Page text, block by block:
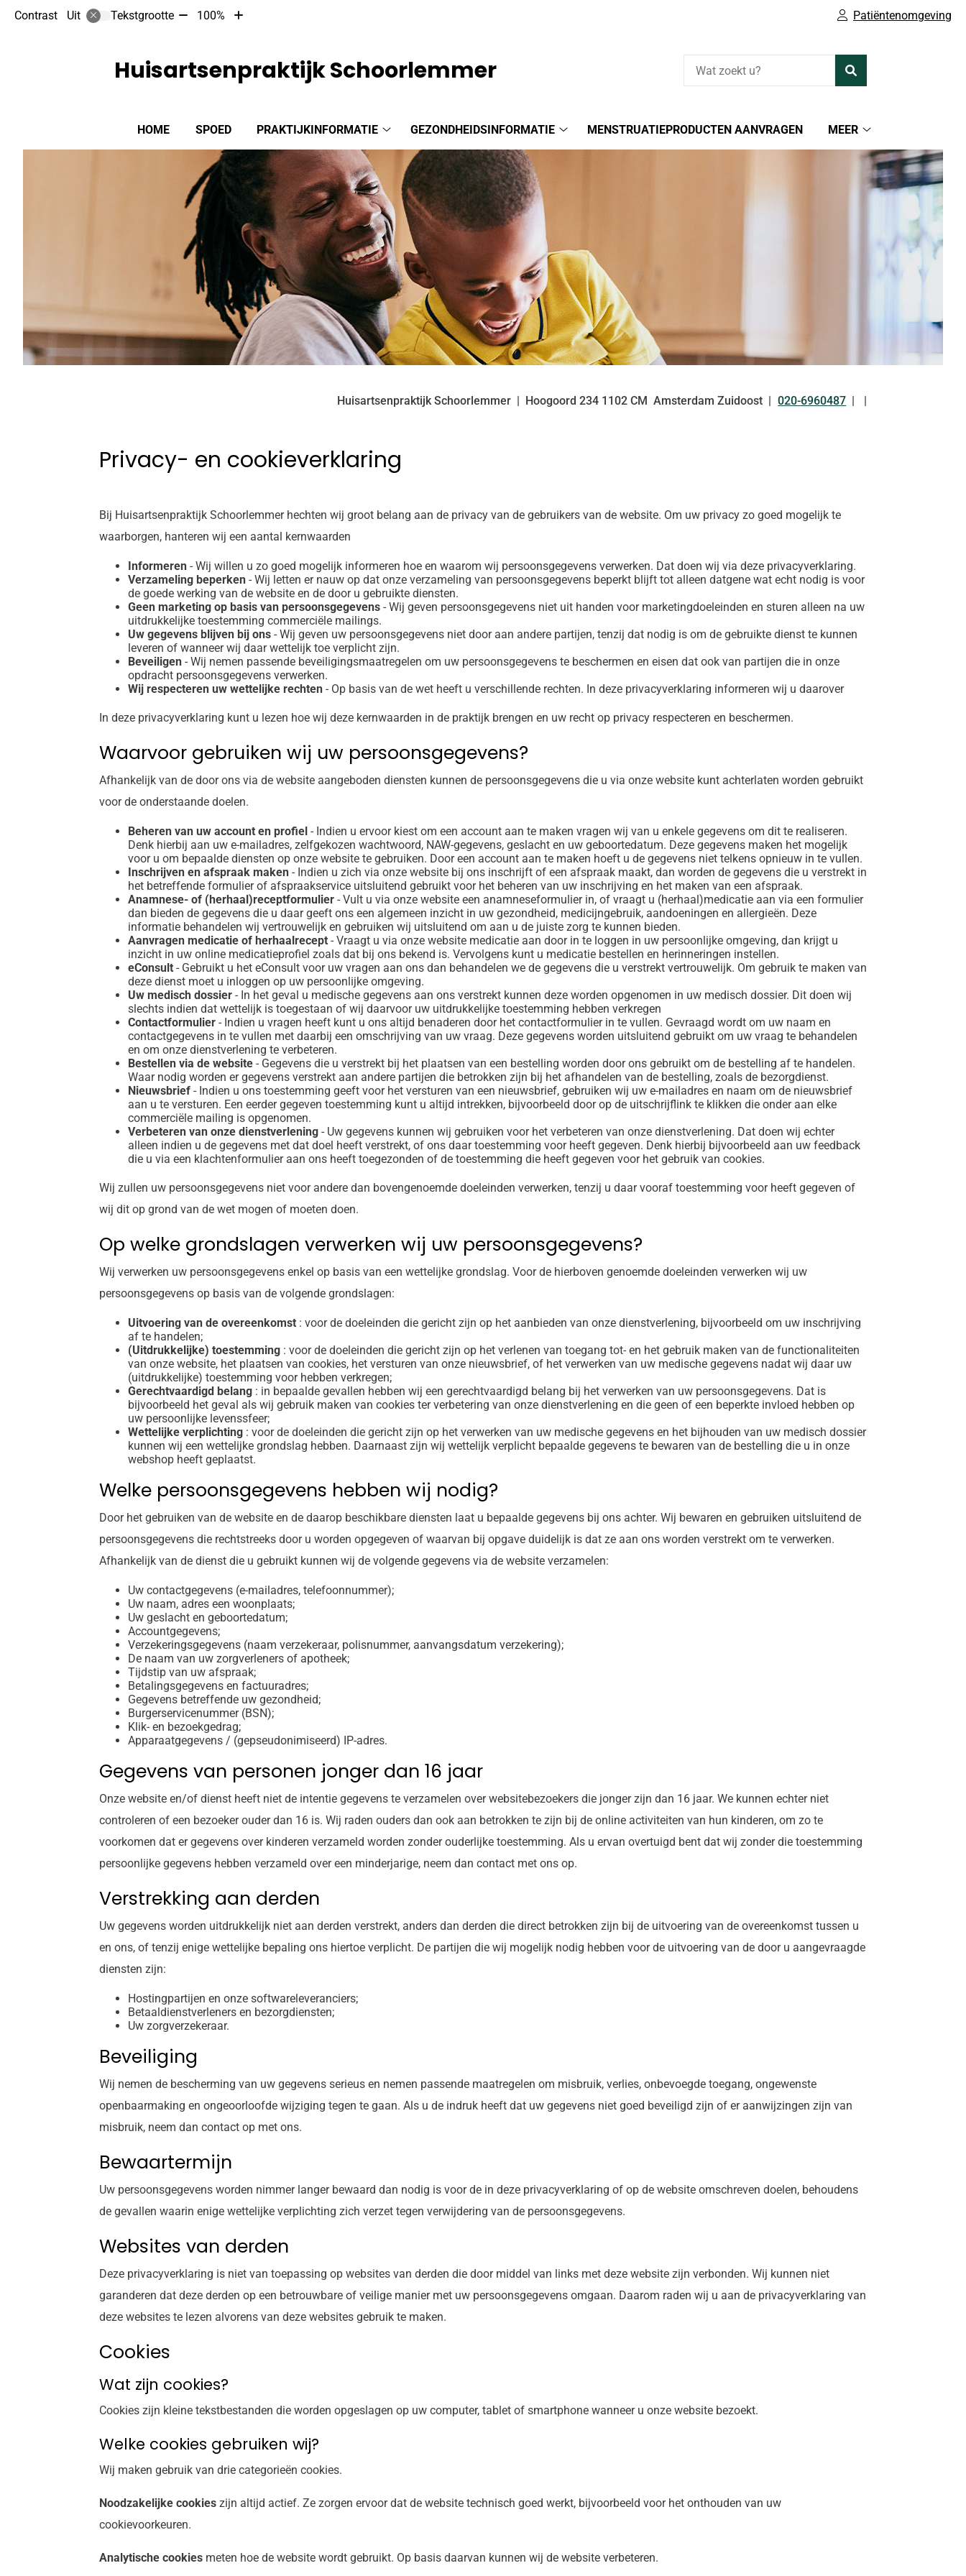
Contrast Uit Tekstgrootte Tekst
10%
100%
Tekst
Patiëntenomgeving
Hoofdmenu
HOME SPOED
PRAKTIJKINFORMATIE
submenu
GEZONDHEIDSINFORMATIE
MENSTRUATIEPRODUCTEN AANVRAGEN
MEER
submenu
Huisartsenpraktijk Schoorlemmer
Huisartsenpraktijk Schoorlemmer Hoogoord 234 1102 CM Amsterdam Zuidoost Tel:
020-6960487
Privacy- en cookieverklaring
Bij Huisartsenpraktijk Schoorlemmer hechten wij groot belang aan de privacy van de gebruikers van de website. Om uw privacy zo goed mogelijk te
waarborgen, hanteren wij een aantal kernwaarden
Informeren - Wij willen u zo goed mogelijk informeren hoe en waarom wij persoonsgegevens verwerken. Dat doen wij via deze privacyverklaring.
Verzameling beperken - Wij letten er nauw op dat onze verzameling van persoonsgegevens beperkt blijft tot alleen datgene wat echt nodig is voor
de goede werking van de website en de door u gebruikte diensten.
Geen marketing op basis van persoonsgegevens - Wij geven persoonsgegevens niet uit handen voor marketingdoeleinden en sturen alleen na uw
uitdrukkelijke toestemming commerciële mailings.
Uw gegevens blijven bij ons - Wij geven uw persoonsgegevens niet door aan andere partijen, tenzij dat nodig is om de gebruikte dienst te kunnen
leveren of wanneer wij daar wettelijk toe verplicht zijn.
Beveiligen - Wij nemen passende beveiligingsmaatregelen om uw persoonsgegevens te beschermen en eisen dat ook van partijen die in onze
opdracht persoonsgegevens verwerken.
Wij respecteren uw wettelijke rechten - Op basis van de wet heeft u verschillende rechten. In deze privacyverklaring informeren wij u daarover
In deze privacyverklaring kunt u lezen hoe wij deze kernwaarden in de praktijk brengen en uw recht op privacy respecteren en beschermen.
Waarvoor gebruiken wij uw persoonsgegevens?
Afhankelijk van de door ons via de website aangeboden diensten kunnen de persoonsgegevens die u via onze website kunt achterlaten worden gebruikt
voor de onderstaande doelen.
Beheren van uw account en profiel - Indien u ervoor kiest om een account aan te maken vragen wij van u enkele gegevens om dit te realiseren.
Denk hierbij aan uw e-mailadres, zelfgekozen wachtwoord, NAW-gegevens, geslacht en uw geboortedatum. Deze gegevens maken het mogelijk
voor u om bepaalde diensten op onze website te gebruiken. Door een account aan te maken hoeft u de gegevens niet telkens opnieuw in te vullen.
Inschrijven en afspraak maken - Indien u zich via onze website bij ons inschrijft of een afspraak maakt, dan worden de gegevens die u verstrekt in
het betreffende formulier of afspraakservice uitsluitend gebruikt voor het beheren van uw inschrijving en het maken van een afspraak.
Anamnese- of (herhaal)receptformulier - Vult u via onze website een anamneseformulier in, of vraagt u (herhaal)medicatie aan via een formulier
dan bieden de gegevens die u daar geeft ons een algemeen inzicht in uw gezondheid, medicijngebruik, aandoeningen en allergieën. Deze
informatie behandelen wij vertrouwelijk en gebruiken wij uitsluitend om aan u de juiste zorg te kunnen bieden.
Aanvragen medicatie of herhaalrecept - Vraagt u via onze website medicatie aan door in te loggen in uw persoonlijke omgeving, dan krijgt u
inzicht in uw online medicatieprofiel zoals dat bij ons bekend is. Vervolgens kunt u medicatie bestellen en herinneringen instellen.
eConsult - Gebruikt u het eConsult voor uw vragen aan ons dan behandelen we de gegevens die u verstrekt vertrouwelijk. Om gebruik te maken van
deze dienst moet u inloggen op uw persoonlijke omgeving.
Uw medisch dossier - In het geval u medische gegevens aan ons verstrekt kunnen deze worden opgenomen in uw medisch dossier. Dit doen wij
slechts indien dat wettelijk is toegestaan of wij daarvoor uw uitdrukkelijke toestemming hebben verkregen
Contactformulier - Indien u vragen heeft kunt u ons altijd benaderen door het contactformulier in te vullen. Gevraagd wordt om uw naam en
contactgegevens in te vullen met daarbij een omschrijving van uw vraag. Deze gegevens worden uitsluitend gebruikt om uw vraag te behandelen
en om onze dienstverlening te verbeteren.
Bestellen via de website - Gegevens die u verstrekt bij het plaatsen van een bestelling worden door ons gebruikt om de bestelling af te handelen.
Waar nodig worden er gegevens verstrekt aan andere partijen die betrokken zijn bij het afhandelen van de bestelling, zoals de bezorgdienst.
Nieuwsbrief - Indien u ons toestemming geeft voor het versturen van een nieuwsbrief, gebruiken wij uw e-mailadres en naam om de nieuwsbrief
aan u te versturen. Een eerder gegeven toestemming kunt u altijd intrekken, bijvoorbeeld door op de uitschrijflink te klikken die onder aan elke
commerciële mailing is opgenomen.
Verbeteren van onze dienstverlening - Uw gegevens kunnen wij gebruiken voor het verbeteren van onze dienstverlening. Dat doen wij echter
alleen indien u de gegevens met dat doel heeft verstrekt, of ons daar toestemming voor heeft gegeven. Denk hierbij bijvoorbeeld aan uw feedback
die u via een klachtenformulier aan ons heeft toegezonden of de toestemming die heeft gegeven voor het gebruik van cookies.
Wij zullen uw persoonsgegevens niet voor andere dan bovengenoemde doeleinden verwerken, tenzij u daar vooraf toestemming voor heeft gegeven of
wij dit op grond van de wet mogen of moeten doen.
Op welke grondslagen verwerken wij uw persoonsgegevens?
Wij verwerken uw persoonsgegevens enkel op basis van een wettelijke grondslag. Voor de hierboven genoemde doeleinden verwerken wij uw
persoonsgegevens op basis van de volgende grondslagen:
Uitvoering van de overeenkomst : voor de doeleinden die gericht zijn op het aanbieden van onze dienstverlening, bijvoorbeeld om uw inschrijving
af te handelen;
(Uitdrukkelijke) toestemming : voor de doeleinden die gericht zijn op het verlenen van toegang tot- en het gebruik maken van de functionaliteiten
van onze website, het plaatsen van cookies, het versturen van onze nieuwsbrief, of het verwerken van uw medische gegevens nadat wij daar uw
(uitdrukkelijke) toestemming voor hebben verkregen;
Gerechtvaardigd belang : in bepaalde gevallen hebben wij een gerechtvaardigd belang bij het verwerken van uw persoonsgegevens. Dat is
bijvoorbeeld het geval als wij gebruik maken van cookies ter verbetering van onze dienstverlening en die geen of een beperkte invloed hebben op
uw persoonlijke levenssfeer;
Wettelijke verplichting : voor de doeleinden die gericht zijn op het verwerken van uw medische gegevens en het bijhouden van uw medisch dossier
kunnen wij een wettelijke grondslag hebben. Daarnaast zijn wij wettelijk verplicht bepaalde gegevens te bewaren van de bestelling die u in onze
webshop heeft geplaatst.
Welke persoonsgegevens hebben wij nodig?
Door het gebruiken van de website en de daarop beschikbare diensten laat u bepaalde gegevens bij ons achter. Wij bewaren en gebruiken uitsluitend de
persoonsgegevens die rechtstreeks door u worden opgegeven of waarvan bij opgave duidelijk is dat ze aan ons worden verstrekt om te verwerken.
Afhankelijk van de dienst die u gebruikt kunnen wij de volgende gegevens via de website verzamelen:
Uw contactgegevens (e-mailadres, telefoonnummer);
Uw naam, adres een woonplaats;
Uw geslacht en geboortedatum;
Accountgegevens;
Verzekeringsgegevens (naam verzekeraar, polisnummer, aanvangsdatum verzekering);
De naam van uw zorgverleners of apotheek;
Tijdstip van uw afspraak;
Betalingsgegevens en factuuradres;
Gegevens betreffende uw gezondheid;
Burgerservicenummer (BSN);
Klik- en bezoekgedrag;
Apparaatgegevens / (gepseudonimiseerd) IP-adres.
Gegevens van personen jonger dan 16 jaar
Onze website en/of dienst heeft niet de intentie gegevens te verzamelen over websitebezoekers die jonger zijn dan 16 jaar. We kunnen echter niet
controleren of een bezoeker ouder dan 16 is. Wij raden ouders dan ook aan betrokken te zijn bij de online activiteiten van hun kinderen, om zo te
voorkomen dat er gegevens over kinderen verzameld worden zonder ouderlijke toestemming. Als u ervan overtuigd bent dat wij zonder die toestemming
persoonlijke gegevens hebben verzameld over een minderjarige, neem dan contact met ons op.
Verstrekking aan derden
Uw gegevens worden uitdrukkelijk niet aan derden verstrekt, anders dan derden die direct betrokken zijn bij de uitvoering van de overeenkomst tussen u
en ons, of tenzij enige wettelijke bepaling ons hiertoe verplicht. De partijen die wij mogelijk nodig hebben voor de uitvoering van de door u aangevraagde
diensten zijn:
Hostingpartijen en onze softwareleveranciers;
Betaaldienstverleners en bezorgdiensten;
Uw zorgverzekeraar.
Beveiliging
Wij nemen de bescherming van uw gegevens serieus en nemen passende maatregelen om misbruik, verlies, onbevoegde toegang, ongewenste
openbaarmaking en ongeoorloofde wijziging tegen te gaan. Als u de indruk heeft dat uw gegevens niet goed beveiligd zijn of er aanwijzingen zijn van
misbruik, neem dan contact op met ons.
Bewaartermijn
Uw persoonsgegevens worden nimmer langer bewaard dan nodig is voor de in deze privacyverklaring of op de website omschreven doelen, behoudens
de gevallen waarin enige wettelijke verplichting zich verzet tegen verwijdering van de persoonsgegevens.
Websites van derden
Deze privacyverklaring is niet van toepassing op websites van derden die door middel van links met deze website zijn verbonden. Wij kunnen niet
garanderen dat deze derden op een betrouwbare of veilige manier met uw persoonsgegevens omgaan. Daarom raden wij u aan de privacyverklaring van
deze websites te lezen alvorens van deze websites gebruik te maken.
Cookies
Wat zijn cookies?
Cookies zijn kleine tekstbestanden die worden opgeslagen op uw computer, tablet of smartphone wanneer u onze website bezoekt.
Welke cookies gebruiken wij?
Wij maken gebruik van drie categorieën cookies.
Noodzakelijke cookies zijn altijd actief. Ze zorgen ervoor dat de website technisch goed werkt, bijvoorbeeld voor het onthouden van uw
cookievoorkeuren.
Analytische cookies meten hoe de website wordt gebruikt. Op basis daarvan kunnen wij de website verbeteren.